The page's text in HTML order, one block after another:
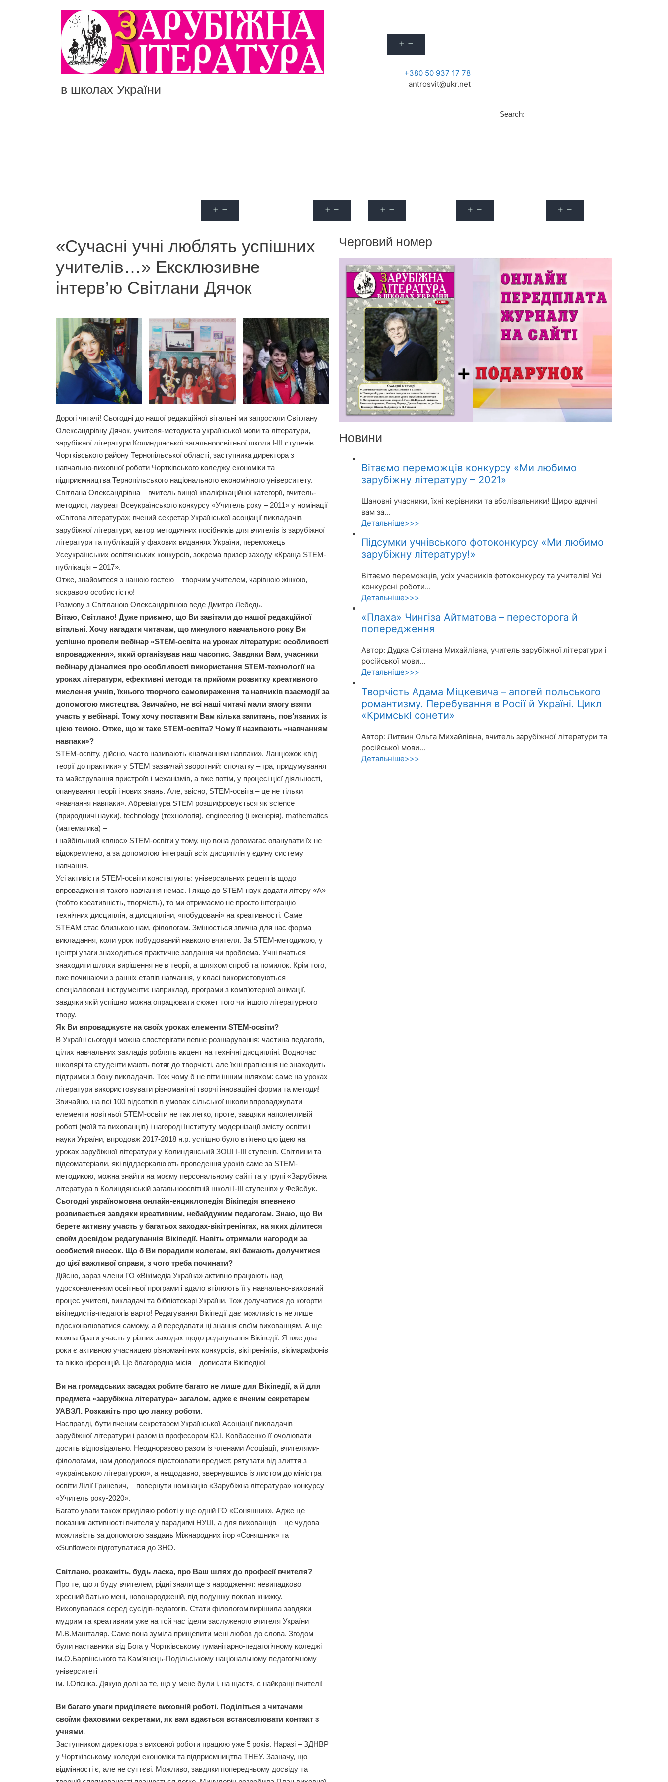
в школах України
+380 50 937 17 78
antrosvit@ukr.net
Search:
«Сучасні учні люблять успішних
учителів…» Ексклюзивне
інтерв’ю Світлани Дячок
Дорогі читачі! Сьогодні до нашої редакційної вітальні ми запросили Світлану
Олександрівну Дячок, учителя-методиста української мови та літератури,
зарубіжної літератури Колиндянської загальноосвітньої школи І-ІІІ ступенів
Чортківського району Тернопільської області, заступника директора з
навчально-виховної роботи Чортківського коледжу економіки та
підприємництва Тернопільського національного економічного університету.
Світлана Олександрівна – вчитель вищої кваліфікаційної категорії, вчитель-
методист, лауреат Всеукраїнського конкурсу «Учитель року – 2011» у номінації
«Світова література»; вчений секретар Української асоціації викладачів
зарубіжної літератури, автор методичних посібників для вчителів із зарубіжної
літератури та публікацій у фахових виданнях України, переможець
Усеукраїнських освітянських конкурсів, зокрема призер заходу «Краща STEM-
публікація – 2017».
Отже, знайомтеся з нашою гостею – творчим учителем, чарівною жінкою,
яскравою особистістю!
Розмову з Світланою Олександрівною веде Дмитро Лебедь.
Вітаю, Світлано! Дуже приємно, що Ви завітали до нашої редакційної
вітальні. Хочу нагадати читачам, що минулого навчального року Ви
успішно провели вебінар «STEM-освіта на уроках літератури: особливості
впровадження», який організував наш часопис. Завдяки Вам, учасники
вебінару дізналися про особливості використання STEM-технології на
уроках літератури, ефективні методи та прийоми розвитку креативного
мислення учнів, їхнього творчого самовираження та навчиків взаємодії за
допомогою мистецтва. Звичайно, не всі наші читачі мали змогу взяти
участь у вебінарі. Тому хочу поставити Вам кілька запитань, пов’язаних із
цією темою. Отже, що ж таке STEM-освіта? Чому її називають «навчанням
навпаки»?
STEM-освіту, дійсно, часто називають «навчанням навпаки». Ланцюжок «від
теорії до практики» у STEM зазвичай зворотний: спочатку – гра, придумування
та майстрування пристроїв і механізмів, а вже потім, у процесі цієї діяльності, –
опанування теорії і нових знань. Але, звісно, STEM-освіта – це не тільки
«навчання навпаки». Абревіатура STEM розшифровується як science
(природничі науки), technology (технологія), engineering (інженерія), mathematics
(математика) –
і найбільший «плюс» STEM-освіти у тому, що вона допомагає опанувати їх не
відокремлено, а за допомогою інтеграції всіх дисциплін у єдину систему
навчання.
Усі активісти STEM-освіти констатують: універсальних рецептів щодо
впровадження такого навчання немає. І якщо до STEM-наук додати літеру «A»
(тобто креативність, творчість), то ми отримаємо не просто інтеграцію
технічних дисциплін, а дисципліни, «побудовані» на креативності. Саме
STEАM стає близькою нам, філологам. Змінюється звична для нас форма
викладання, коли урок побудований навколо вчителя. За STEM-методикою, у
центрі уваги знаходиться практичне завдання чи проблема. Учні вчаться
знаходити шляхи вирішення не в теорії, а шляхом спроб та помилок. Крім того,
вже починаючи з ранніх етапів навчання, у класі використовуються
спеціалізовані інструменти: наприклад, програми з комп’ютерної анімації,
завдяки якій успішно можна опрацювати сюжет того чи іншого літературного
твору.
Як Ви впроваджуєте на своїх уроках елементи STEM-освіти?
В Україні сьогодні можна спостерігати певне розшарування: частина педагогів,
цілих навчальних закладів роблять акцент на технічні дисципліні. Водночас
школярі та студенти мають потяг до творчісті, але їхні прагнення не знаходить
підтримки з боку викладачів. Тож чому б не піти іншим шляхом: саме на уроках
літератури використовувати різноманітні творчі інноваційні форми та методи!
Звичайно, на всі 100 відсотків в умовах сільської школи впроваджувати
елементи новітньої STEM-освіти не так легко, проте, завдяки наполегливій
роботі (моїй та вихованців) і нагороді Інституту модернізації змісту освіти і
науки України, впродовж 2017-2018 н.р. успішно було втілено цю ідею на
уроках зарубіжної літератури у Колиндянській ЗОШ І-ІІІ ступенів. Світлини та
відеоматеріали, які віддзеркалюють проведення уроків саме за STEM-
методикою, можна знайти на моєму персональному сайті та у групі «Зарубіжна
література в Колиндянській загальноосвітній школі І-ІІІ ступенів» у Фейсбук.
Сьогодні україномовна онлайн-енциклопедія Вікіпедія впевнено
розвивається завдяки креативним, небайдужим педагогам. Знаю, що Ви
берете активну участь у багатьох заходах-вікітренінгах, на яких ділитеся
своїм досвідом редагуваннія Вікіпедії. Навіть отримали нагороди за
особистий внесок. Що б Ви порадили колегам, які бажають долучитися
до цієї важливої справи, з чого треба починати?
Дійсно, зараз члени ГО «Вікімедіа Україна» активно працюють над
удосконаленням освітньої програми і вдало втілюють її у навчально-виховний
процес учителі, викладачі та бібліотекарі України. Тож долучатися до когорти
вікіпедистів-педагогів варто! Редагування Вікіпедії дає можливість не лише
вдосконалюватися самому, а й передавати ці знання своїм вихованцям. А ще
можна брати участь у різних заходах щодо редагування Вікіпедії. Я вже два
роки є активною учасницею різноманітних конкурсів, вікітренінгів, вікімарафонів
та вікіконференцій. Це благородна місія – дописати Вікіпедію!
Ви на громадських засадах робите багато не лише для Вікіпедії, а й для
предмета «зарубіжна література» загалом, адже є вченим секретарем
УАВЗЛ. Розкажіть про цю ланку роботи.
Насправді, бути вченим секретарем Української Асоціації викладачів
зарубіжної літератури і разом із професором Ю.І. Ковбасенко її очолювати –
досить відповідально. Неодноразово разом із членами Асоціації, вчителями-
філологами, нам доводилося відстоювати предмет, рятувати від злиття з
«українською літературою», а нещодавно, звернувшись із листом до міністра
освіти Лілії Гриневич, – повернути номінацію «Зарубіжна література» конкурсу
«Учитель року-2020».
Багато уваги також приділяю роботі у ще одній ГО «Соняшник». Адже це –
показник активності вчителя у парадигмі НУШ, а для вихованців – це чудова
можливість за допомогою завдань Міжнародних ігор «Соняшник» та
«Sunflower» підготуватися до ЗНО.
Світлано, розкажіть, будь ласка, про Ваш шлях до професії вчителя?
Про те, що я буду вчителем, рідні знали ще з народження: невипадково
хресний батько мені, новонародженій, під подушку поклав книжку.
Виховувалася серед сусідів-педагогів. Стати філологом вирішила завдяки
мудрим та креативним уже на той час ідеям заслуженого вчителя України
М.В.Машталяр. Саме вона зуміла прищепити мені любов до слова. Згодом
були наставники від Бога у Чортківському гуманітарно-педагогічному коледжі
ім.О.Барвінського та Кам’янець-Подільському національному педагогічному
університеті
ім. І.Огієнка. Дякую долі за те, що у мене були і, на щастя, є найкращі вчителі!
Ви багато уваги приділяєте виховній роботі. Поділіться з читачами
своїми фаховими секретами, як вам вдається встановлювати контакт з
учнями.
Заступником директора з виховної роботи працюю уже 5 років. Наразі – ЗДНВР
у Чортківському коледжі економіки та підприємництва ТНЕУ. Зазначу, що
відмінності є, але не суттєві. Можливо, завдяки попередньому досвіду та
Черговий номер
Новини
Вітаємо переможців конкурсу «Ми любимо
зарубіжну літературу – 2021»
Шановні учасники, їхні керівники та вболівальники! Щиро вдячні
вам за...
Детальніше>>>
Підсумки учнівського фотоконкурсу «Ми любимо
зарубіжну літературу!»
Вітаємо переможців, усіх учасників фотоконкурсу та учителів! Усі
конкурсні роботи...
Детальніше>>>
«Плаха» Чингіза Айтматова – пересторога й
попередження
Автор: Дудка Світлана Михайлівна, учитель зарубіжної літератури і
російської мови...
Детальніше>>>
Творчість Адама Міцкевича – апогей польського
романтизму. Перебування в Росії й Україні. Цикл
«Кримські сонети»
Автор: Литвин Ольга Михайлівна, вчитель зарубіжної літератури та
російської мови...
Детальніше>>>